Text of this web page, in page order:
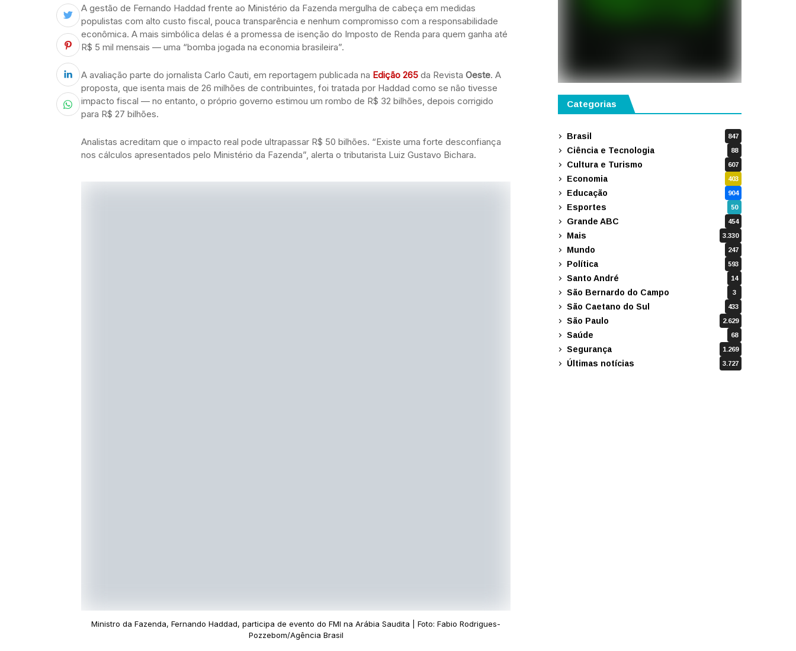
A gestão de Fernando Haddad frente ao Ministério da Fazenda mergulha de cabeça em medidas
populistas com alto custo fiscal, pouca transparência e nenhum compromisso com a responsabilidade
econômica. A mais simbólica delas é a promessa de isenção do Imposto de Renda para quem ganha até
R$ 5 mil mensais — uma “bomba jogada na economia brasileira”.
A avaliação parte do jornalista Carlo Cauti, em reportagem publicada na Edição 265 da Revista Oeste. A
proposta, que isenta mais de 26 milhões de contribuintes, foi tratada por Haddad como se não tivesse
impacto fiscal — no entanto, o próprio governo estimou um rombo de R$ 32 bilhões, depois corrigido
para R$ 27 bilhões.
Analistas acreditam que o impacto real pode ultrapassar R$ 50 bilhões. “Existe uma forte desconfiança
nos cálculos apresentados pelo Ministério da Fazenda”, alerta o tributarista Luiz Gustavo Bichara.
Ministro da Fazenda, Fernando Haddad, participa de evento do FMI na Arábia Saudita | Foto: Fabio Rodrigues-
Pozzebom/Agência Brasil
Categorias
Brasil 847
Ciência e Tecnologia 88
Cultura e Turismo 607
Economia 403
Educação 904
Esportes 50
Grande ABC 454
Mais 3.330
Mundo 247
Política 593
Santo André 14
São Bernardo do Campo 3
São Caetano do Sul 433
São Paulo 2.629
Saúde 68
Segurança 1.269
Últimas notícias 3.727